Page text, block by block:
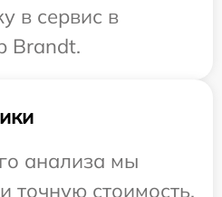
в сервис в
Brandt.
анализа мы
точную стоимость,